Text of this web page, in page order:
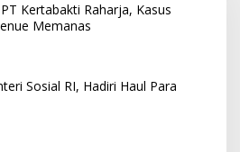
Kertabakti Raharja, Kasus
Memanas
Sosial RI, Hadiri Haul Para